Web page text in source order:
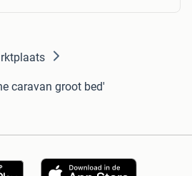
caravan groot bed'